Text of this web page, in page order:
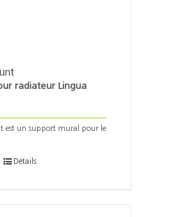
radiateur Lingua
est un support mural pour le
Détails